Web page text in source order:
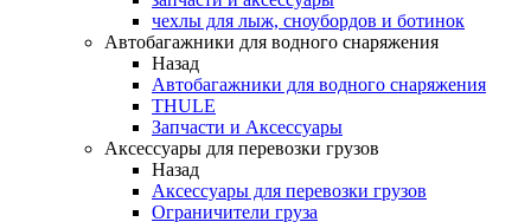
чехлы для лыж, сноубордов и ботинок
Автобагажники для водного снаряжения
Назад
Автобагажники для водного снаряжения
THULE
Запчасти и Аксессуары
Аксессуары для перевозки грузов
Назад
Аксессуары для перевозки грузов
Ограничители груза